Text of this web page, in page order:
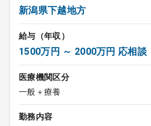
新潟県下越地方
給与（年収）
1500万円 ～ 2000万円 応相談
医療機関区分
一般＋療養
勤務内容